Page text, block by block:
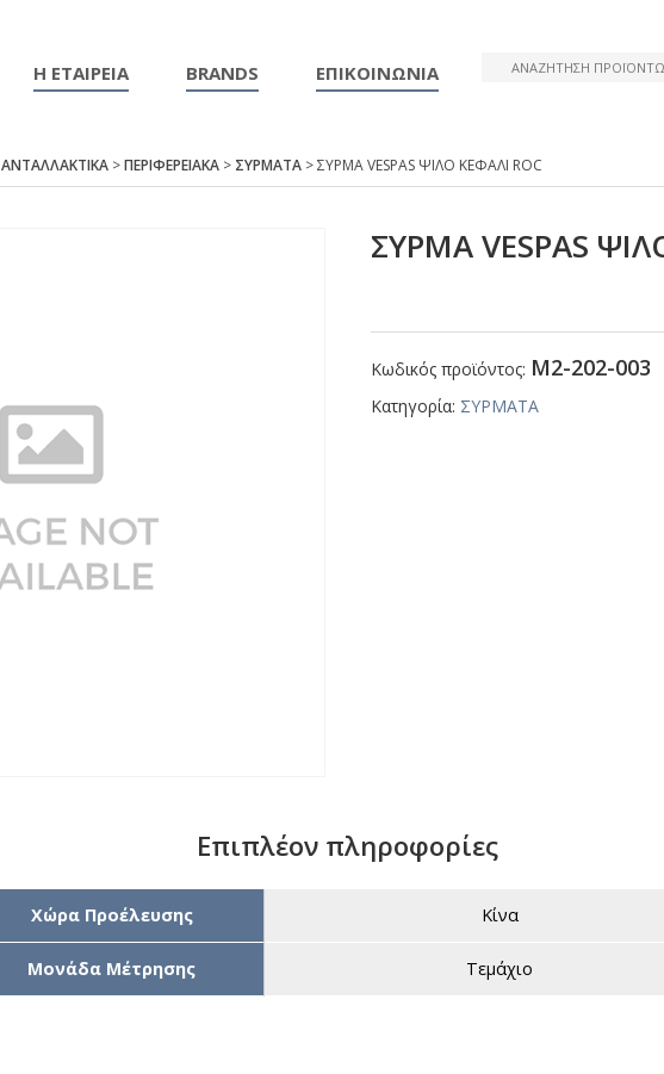
Η ΕΤΑΙΡΕΙΑ BRANDS ΕΠΙΚΟΙΝΩΝΙΑ
ΑΝΤΑΛΛΑΚΤΙΚΑ>ΠΕΡΙΦΕΡΕΙΑΚΑ> ΣΥΡΜΑΤΑ> ΣΥΡΜΑ VΕSΡΑS ΨΙΛΟ ΚΕΦΑΛΙ RΟC
ΣΥΡΜΑ VΕSΡΑS
Κωδικός προϊόντος: Μ2-202-003
Κατηγορία: ΣΥΡΜΑΤΑ
Επιπλέον πληροφορίες
Χώρα Προέλευσης Κίνα
Μονάδα Μέτρησης Τεμάχιο